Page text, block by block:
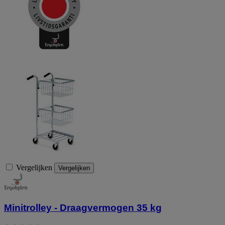
Vergelijken Vergelijken
Minitrolley - Draagvermogen 35 kg